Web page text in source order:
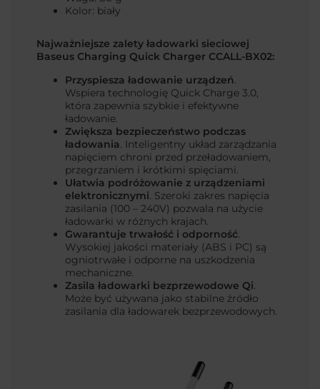
Kolor: biały
Najważniejsze zalety ładowarki sieciowej
Baseus Charging Quick Charger CCALL-BX02:
Przyspiesza ładowanie urządzeń.
Wspiera technologię Quick Charge 3.0,
która zapewnia szybkie i efektywne
ładowanie.
Zwiększa bezpieczeństwo podczas
ładowania. Inteligentny układ zarządzania
napięciem chroni przed przeładowaniem,
przegrzaniem i krótkimi spięciami.
Ułatwia podróżowanie z urządzeniami
elektronicznymi. Szeroki zakres napięcia
zasilania (100 – 240V) pozwala na użycie
ładowarki w różnych krajach.
Gwarantuje trwałość i odporność.
Wysokiej jakości materiały (ABS i PC) są
ogniotrwałe i odporne na uszkodzenia
mechaniczne.
Zasila ładowarki bezprzewodowe Qi.
Może być używana jako stabilne źródło
zasilania dla ładowarek bezprzewodowych.